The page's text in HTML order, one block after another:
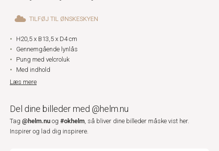
TILFØJ TIL ØNSKESKYEN
H20,5 x B13,5 x D4 cm
Gennemgående lynlås
Pung med velcroluk
Med indhold
Læs mere
Del dine billeder med @helm.nu
Tag @helm.nu og #okhelm, så bliver dine billeder måske vist her.
Inspirer og lad dig inspirere.